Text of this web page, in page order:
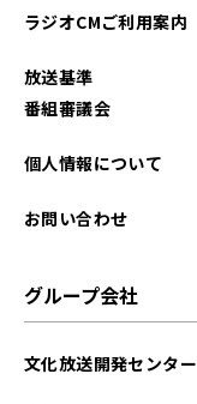
ラジオCMご利用案内
放送基準
番組審議会
個人情報について
お問い合わせ
グループ会社
文化放送開発センター